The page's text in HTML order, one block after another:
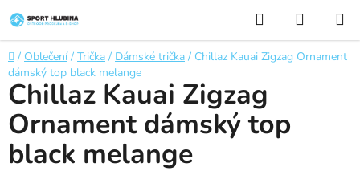
na
obsah
Hledat
KOŠÍK
Domů
/ Oblečení / Trička / Dámské trička / Chillaz Kauai Zigzag Ornament
dámský top black melange
Chillaz Kauai Zigzag
Ornament dámský top
black melange